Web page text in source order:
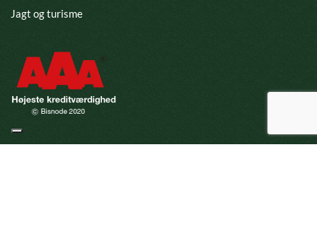
Jagt og turisme